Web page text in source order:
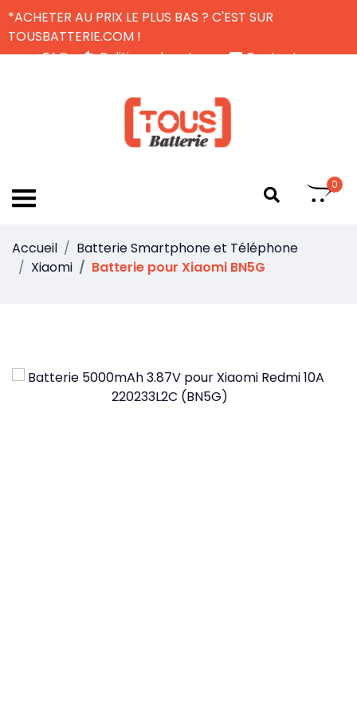
*ACHETER AU PRIX LE PLUS BAS ? C'EST SUR
TOUSBATTERIE.COM !
FAQ
Politique de retour
Contactez-nous
0
Accueil
Batterie Smartphone et Téléphone
Xiaomi
Batterie pour Xiaomi BN5G